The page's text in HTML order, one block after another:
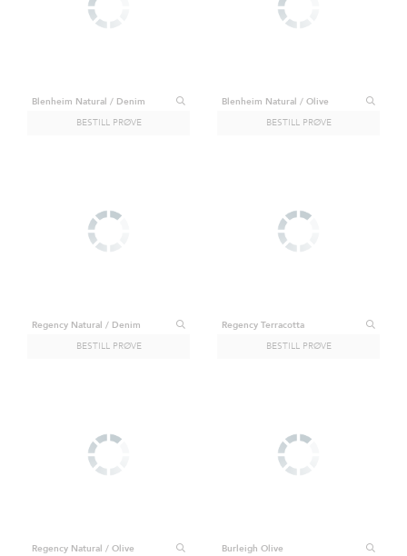
Blenheim Natural / Denim Blenheim Natural / Olive
Regency Natural / Denim Regency Terracotta
Regency Natural / Olive Burleigh Olive